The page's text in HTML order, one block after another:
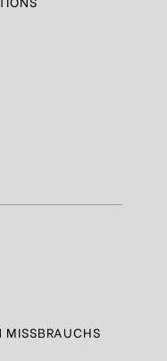
MISSBRAUCHS